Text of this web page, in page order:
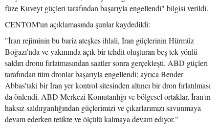
füze Kuveyt güçleri tarafından başarıyla engellendi" bilgisi verildi.
CENTOM'un açıklamasında şunlar kaydedildi:
"İran rejiminin bu bariz ateşkes ihlali, İran güçlerinin Hürmüz
Boğazı'nda ve yakınında açık bir tehdit oluşturan beş tek yönlü
saldırı dronu fırlatmasından saatler sonra gerçekleşti. ABD güçleri
tarafından tüm dronlar başarıyla engellendi; ayrıca Bender
Abbas'taki bir İran yer kontrol sitesinden altıncı bir dron fırlatılması
da önlendi. ABD Merkezi Komutanlığı ve bölgesel ortaklar, İran'ın
haksız saldırganlığından güçlerimizi ve çıkarlarımızı savunmaya
devam ederken tetikte ve ölçülü kalmaya devam ediyor."